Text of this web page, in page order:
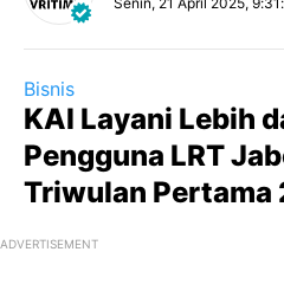
Bisnis
KAI Layani Lebih
Pengguna LRT
Triwulan Pertama
ADVERTISEMENT